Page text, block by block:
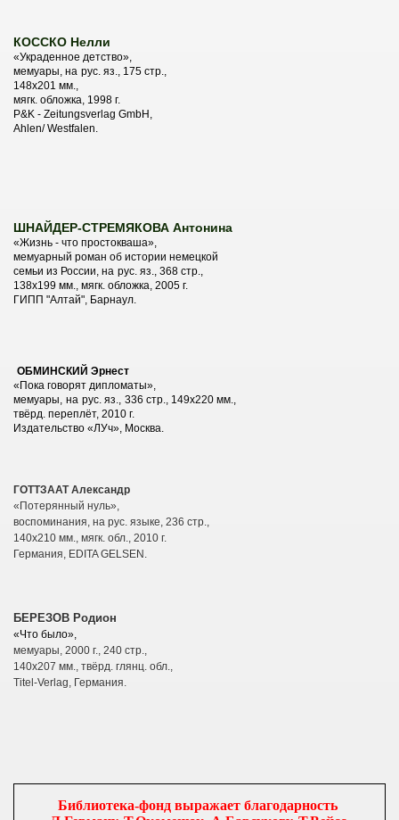
КОССКО Нелли
«Украденное детство»,
мемуары, на рус. яз., 175 стр.,
148х201 мм.,
мягк. обложка, 1998 г.
P&K - Zeitungsverlag GmbH,
Ahlen/ Westfalen.
ШНАЙДЕР-СТРЕМЯКОВА Антонина
«Жизнь - что простокваша»,
мемуарный роман об истории немецкой
семьи из России, на рус. яз., 368 стр.,
138х199 мм., мягк. обложка, 2005 г.
ГИПП "Алтай", Барнаул.
ОБМИНСКИЙ Эрнест
«Пока говорят дипломаты»,
мемуары, на рус. яз., 336 стр., 149х220 мм.,
твёрд. переплёт, 2010 г.
Издательство «ЛУч», Москва.
ГОТТЗААТ Александр
«Потерянный нуль»,
воспоминания, на рус. языке, 236 стр.,
140х210 мм., мягк. обл., 2010 г.
Германия, EDITAGELSEN .
БЕРЕЗОВ Родион
«Что было»,
мемуары, 2000 г., 240 стр.,
140х207 мм., твёрд. глянц. обл.,
Titel-Verlag, Германия.
Библиотека-фонд выражает благодарность